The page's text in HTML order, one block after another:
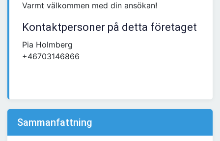
Varmt välkommen med din ansökan!
Kontaktpersoner på detta företaget
Pia Holmberg
+46703146866
Sammanfattning